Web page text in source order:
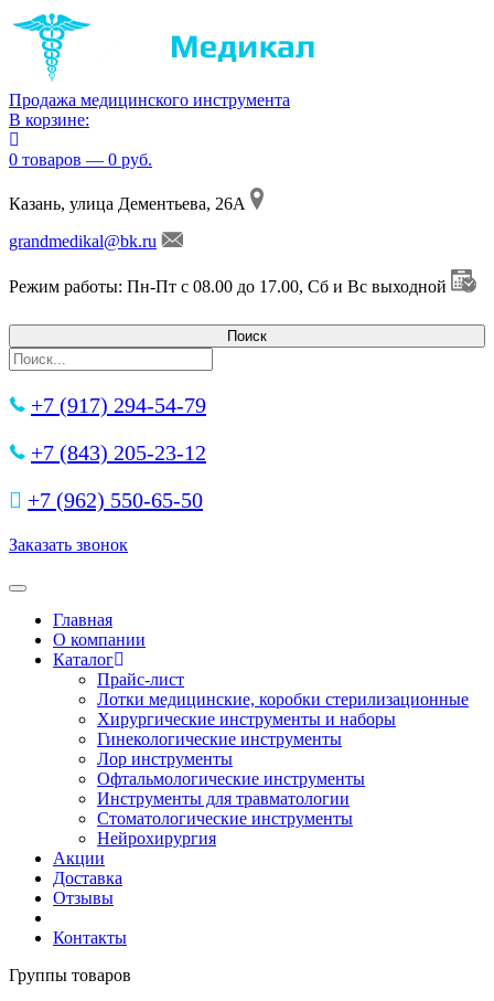
Продажа медицинского инструмента
В корзине:
0 товаров — 0 руб.
Казань, улица Дементьева, 26А
grandmedikal@bk.ru
Режим работы: Пн-Пт с 08.00 до 17.00, Сб и Вс выходной
+7 (917) 294-54-79
+7 (843) 205-23-12
+7 (962) 550‑65‑50‬
Заказать звонок
Toggle navigation
Главная
О компании
Каталог
Прайс-лист
Лотки медицинские, коробки стерилизационные
Хирургические инструменты и наборы
Гинекологические инструменты
Лор инструменты
Офтальмологические инструменты
Инструменты для травматологии
Стоматологические инструменты
Нейрохирургия
Акции
Доставка
Отзывы
Контакты
Группы товаров